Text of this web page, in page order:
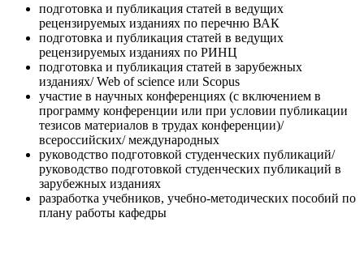
подготовка и публикация статей в ведущих
рецензируемых изданиях по перечню ВАК
подготовка и публикация статей в ведущих
рецензируемых изданиях по РИНЦ
подготовка и публикация статей в зарубежных
изданиях/ Web of science или Scopus
участие в научных конференциях (с включением в
программу конференции или при условии публикации
тезисов материалов в трудах конференции)/
всероссийских/ международных
руководство подготовкой студенческих публикаций/
руководство подготовкой студенческих публикаций в
зарубежных изданиях
разработка учебников, учебно-методических пособий по
плану работы кафедры